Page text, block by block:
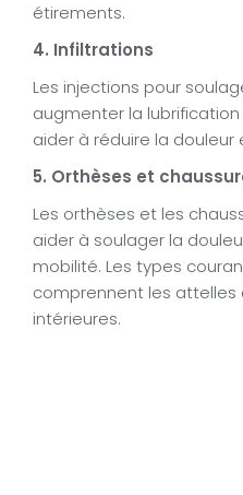
étirements.
4. Infiltrations
Les injections pour
augmenter la
aider à réduire la
5. Orthèses et
Les orthèses et les
aider à soulager la
mobilité. Les types
comprennent les
intérieures.